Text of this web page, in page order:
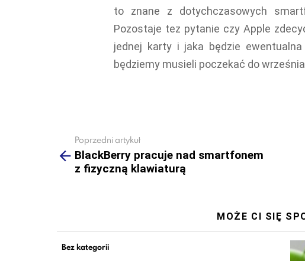
to znane z dotychczasowych
Pozostaje tez pytanie czy Apple
jednej karty i jaka będzie
będziemy musieli poczekać do
more
Poprzedni artykuł
BlackBerry pracuje nad smartfonem
z fizyczną klawiaturą
MOŻE CI SIĘ
Bez kategorii